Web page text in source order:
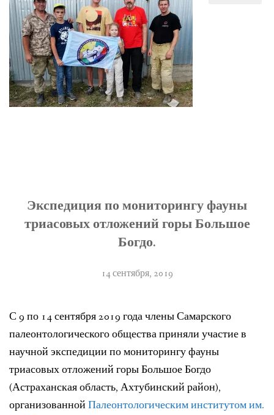
Экспедиция по мониторингу фауны
триасовых отложений горы Большое
Богдо.
14 сентября, 2019
С 9 по 14 сентября 2019 года члены Самарского
палеонтологического общества приняли участие в
научной экспедиции по мониторингу фауны
триасовых отложений горы Большое Богдо
(Астраханская область, Ахтубинский район),
организованной Палеонтологическим институтом им.